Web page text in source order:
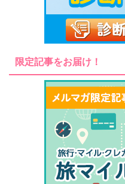
限定記事をお届け！